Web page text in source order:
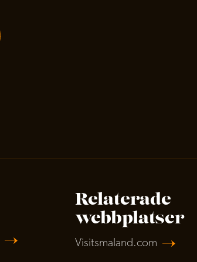
Relaterade
webbplatser
Visitsmaland.com